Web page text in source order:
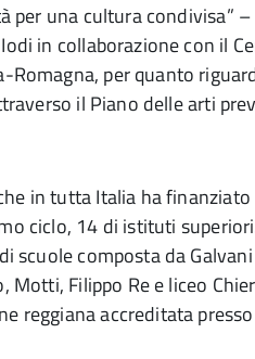
per una cultura condivisa”
in collaborazione con il
Romagna, per quanto
il Piano delle arti
in tutta Italia ha
ciclo, 14 di istituti
scuole composta da
Filippo Re e liceo
reggiana accreditata